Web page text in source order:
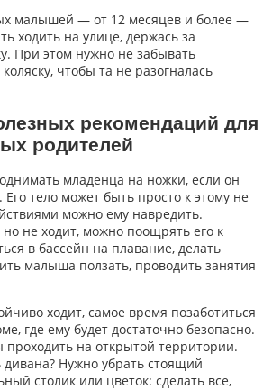
малышей — от 12 месяцев и более —
ходить на улице, держась за
При этом нужно не забывать
чтобы та не разогналась
рекомендаций для
родителей
младенца на ножки, если он
Его тело может быть просто к этому не
можно ему навредить.
но не ходит, можно поощрять его к
в бассейн на плавание, делать
малыша ползать, проводить занятия
ходит, самое время позаботиться
где ему будет достаточно безопасно.
на открытой территории.
Нужно убрать стоящий
столик или цветок: сделать все,